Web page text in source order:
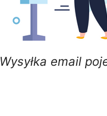
Wysyłka email